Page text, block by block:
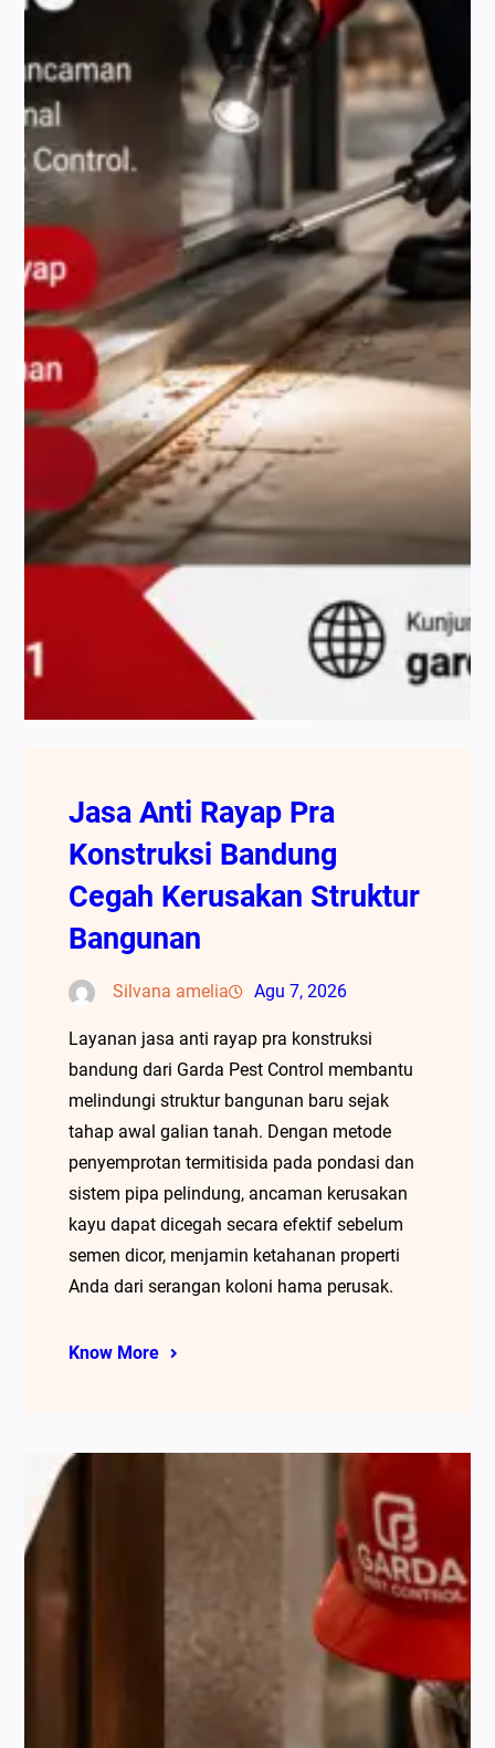
Jasa Anti Rayap Pra
Konstruksi Bandung
Cegah Kerusakan Struktur
Bangunan
Silvana amelia Agu 7, 2026
Layanan jasa anti rayap pra konstruksi
bandung dari Garda Pest Control membantu
melindungi struktur bangunan baru sejak
tahap awal galian tanah. Dengan metode
penyemprotan termitisida pada pondasi dan
sistem pipa pelindung, ancaman kerusakan
kayu dapat dicegah secara efektif sebelum
semen dicor, menjamin ketahanan properti
Anda dari serangan koloni hama perusak.
Know More